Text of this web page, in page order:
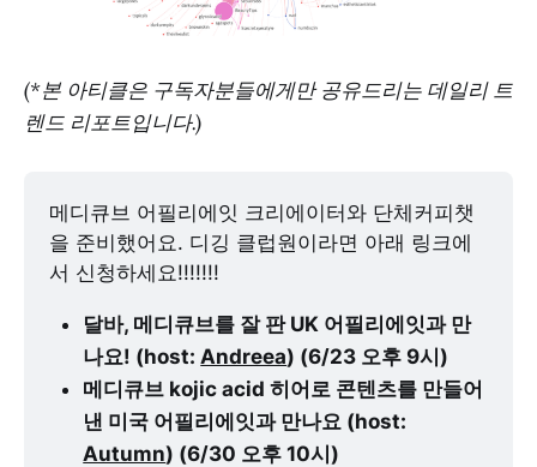
(*본 아티클은 구독자분들에게만 공유드리는 데일리 트
렌드 리포트입니다.)
​메디큐브 어필리에잇 크리에이터와 단체커피챗
을 준비했어요. 디깅 클럽원이라면 아래 링크에
서 신청하세요!!!!!!!
달바, 메디큐브를 잘 판 UK 어필리에잇과 만
나요! (host: Andreea) (6/23 오후 9시)
메디큐브 kojic acid 히어로 콘텐츠를 만들어
Autumn) (6/30 오후 10시)